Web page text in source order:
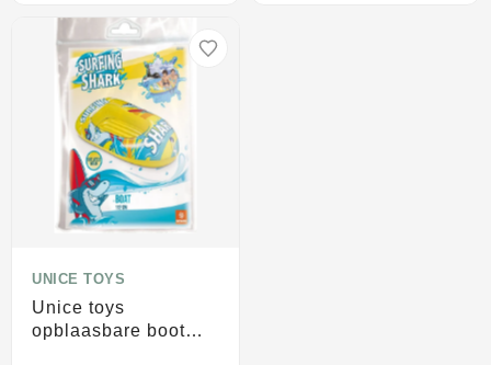
UNICE TOYS
Unice toys
opblaasbare boot